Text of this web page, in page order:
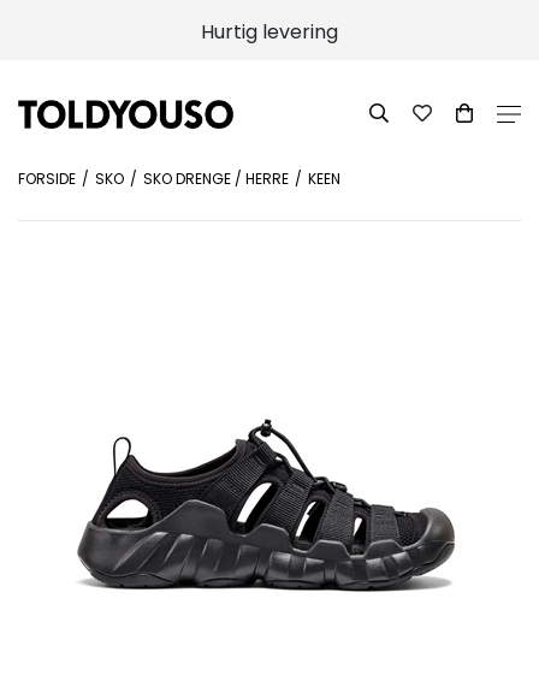
Hurtig levering
FORSIDE SKO SKO DRENGE / HERRE KEEN